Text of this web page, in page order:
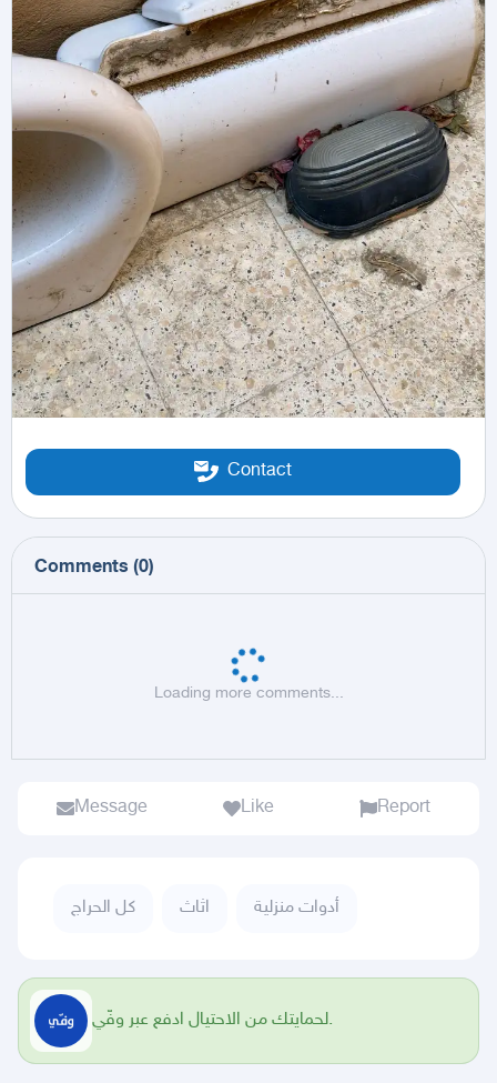
Contact
Comments (0)
Loading more comments...
Message Like Report
كل الحراج اثاث أدوات منزلية
لحمايتك من الاحتيال ادفع عبر وفّي.